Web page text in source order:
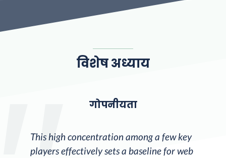
विशेष अध्याय
गोपनीयता
This high concentration among a few key
players effectively sets a baseline for web